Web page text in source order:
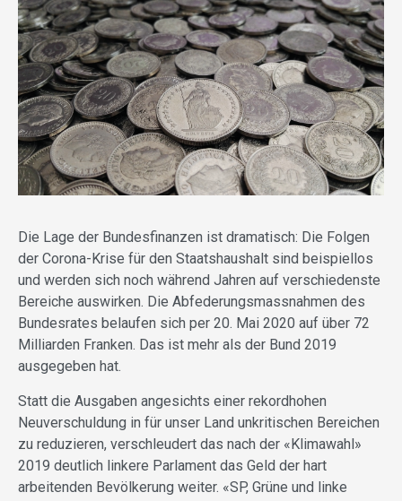
Die Lage der Bundesfinanzen ist dramatisch: Die Folgen
der Corona-Krise für den Staatshaushalt sind beispiellos
und werden sich noch während Jahren auf verschiedenste
Bereiche auswirken. Die Abfederungsmassnahmen des
Bundesrates belaufen sich per 20. Mai 2020 auf über 72
Milliarden Franken. Das ist mehr als der Bund 2019
ausgegeben hat.
Statt die Ausgaben angesichts einer rekordhohen
Neuverschuldung in für unser Land unkritischen Bereichen
zu reduzieren, verschleudert das nach der «Klimawahl»
2019 deutlich linkere Parlament das Geld der hart
arbeitenden Bevölkerung weiter. «SP, Grüne und linke